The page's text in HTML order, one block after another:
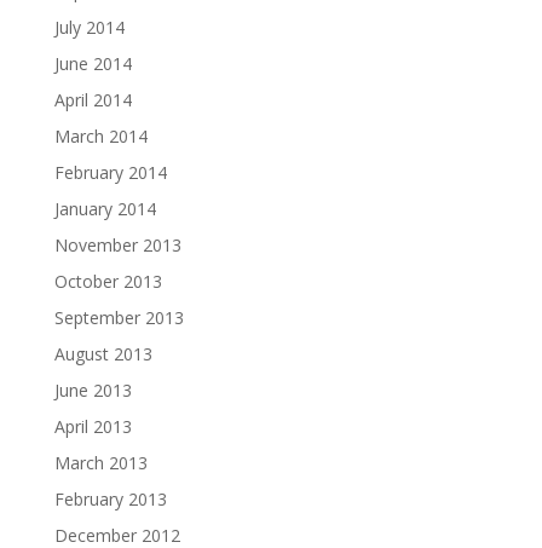
July 2014
June 2014
April 2014
March 2014
February 2014
January 2014
November 2013
October 2013
September 2013
August 2013
June 2013
April 2013
March 2013
February 2013
December 2012